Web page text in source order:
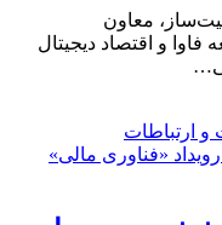
معاون
و اقتصاد دیجیتال
و ارتباطات